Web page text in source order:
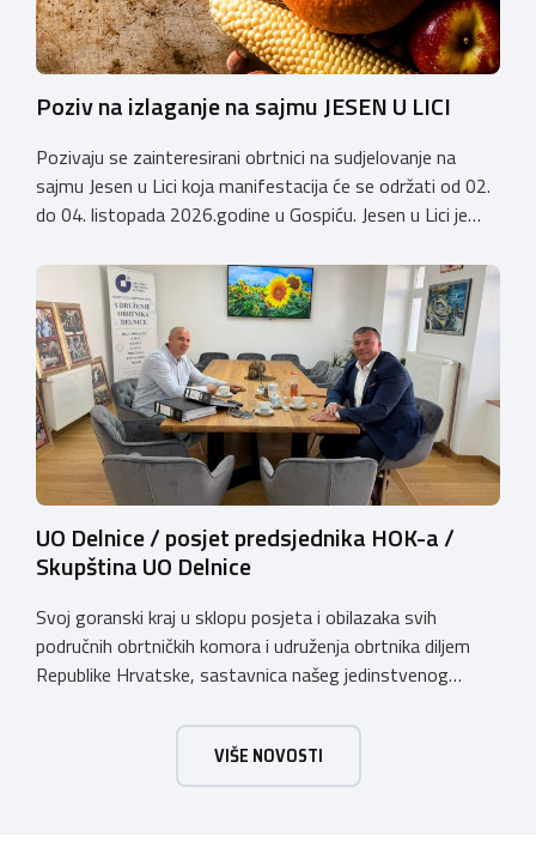
Poziv na izlaganje na sajmu JESEN U LICI
Pozivaju se zainteresirani obrtnici na sudjelovanje na
sajmu Jesen u Lici koja manifestacija će se održati od 02.
do 04. listopada 2026.godine u Gospiću. Jesen u Lici je
u Gospiću i prerasla je u najznačajnjiju gospodarsku,
kulturnu i etno manifestaciju na području Ličko-senjske
županije. Organizator izložbe […]
UO Delnice / posjet predsjednika HOK-a /
Skupština UO Delnice
Svoj goranski kraj u sklopu posjeta i obilazaka svih
područnih obrtničkih komora i udruženja obrtnika diljem
Republike Hrvatske, sastavnica našeg jedinstvenog
komore Dalibor Kratohvil, dana 11. svibnja 2026. godine
posjetio je Udruženje obrtnika Delnice. Slušamo poruke s
terena kako bi bili još konkretniji u zastupanju interesa
VIŠE NOVOSTI